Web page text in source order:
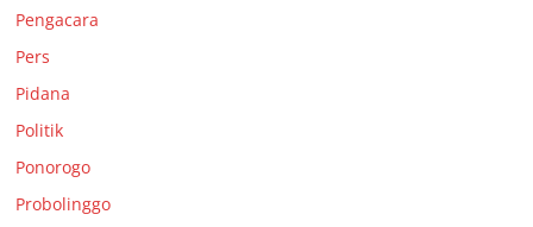
Pengacara
Pers
Pidana
Politik
Ponorogo
Probolinggo